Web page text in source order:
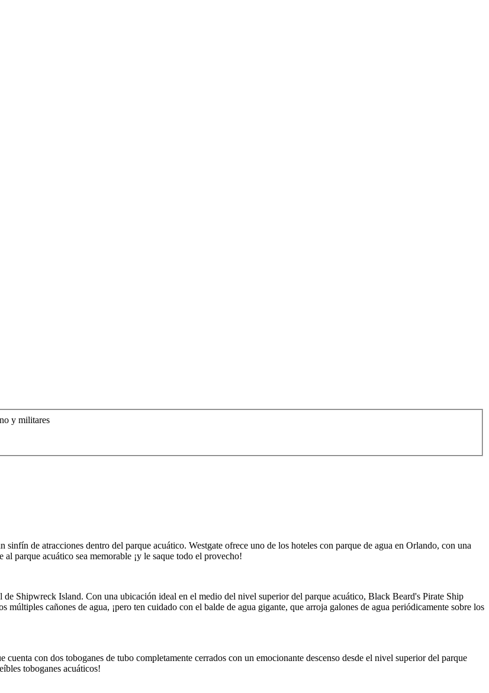
y militares
de atracciones dentro del parque acuático. Westgate ofrece uno de los hoteles con parque de agua en Orlando, con una
parque acuático sea memorable ¡y le saque todo el provecho!
Shipwreck Island. Con una ubicación ideal en el medio del nivel superior del parque acuático, Black Beard's Pirate Ship
múltiples cañones de agua, ¡pero ten cuidado con el balde de agua gigante, que arroja galones de agua periódicamente sobre los
con dos toboganes de tubo completamente cerrados con un emocionante descenso desde el nivel superior del parque
toboganes acuáticos!